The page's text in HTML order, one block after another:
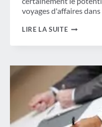
voyages d'affaires dans
LIRE LA SUITEL'IMPACT
SUR
LES
VOYAGES